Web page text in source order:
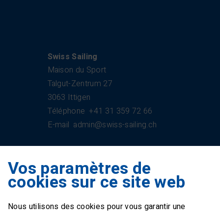
Swiss Sailing
Maison du Sport
Talgut-Zentrum 27
3063 Ittigen
Téléphone +41 31 359 72 66
E-mail admin@swiss-sailing.ch
Swiss Sailing Team
Industriestrasse 51
E-mail office@swiss-sailing-
Vos paramètres de
cookies sur ce site web
Nous utilisons des cookies pour vous garantir une